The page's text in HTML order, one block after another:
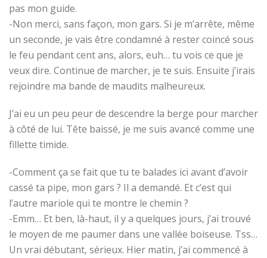
pas mon guide.
-Non merci, sans façon, mon gars. Si je m’arrête, même
un seconde, je vais être condamné à rester coincé sous
le feu pendant cent ans, alors, euh… tu vois ce que je
veux dire. Continue de marcher, je te suis. Ensuite j’irais
rejoindre ma bande de maudits malheureux.
J’ai eu un peu peur de descendre la berge pour marcher
à côté de lui. Tête baissé, je me suis avancé comme une
fillette timide.
-Comment ça se fait que tu te balades ici avant d’avoir
cassé ta pipe, mon gars ? Il a demandé. Et c’est qui
l’autre mariole qui te montre le chemin ?
-Emm… Et ben, là-haut, il y a quelques jours, j’ai trouvé
le moyen de me paumer dans une vallée boiseuse. Tss…
Un vrai débutant, sérieux. Hier matin, j’ai commencé à